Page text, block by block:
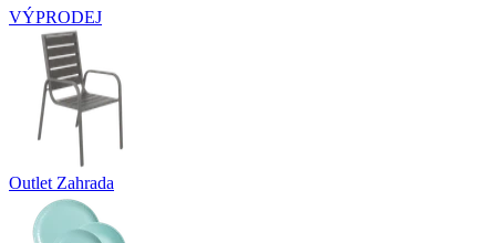
VÝPRODEJ
Outlet Zahrada